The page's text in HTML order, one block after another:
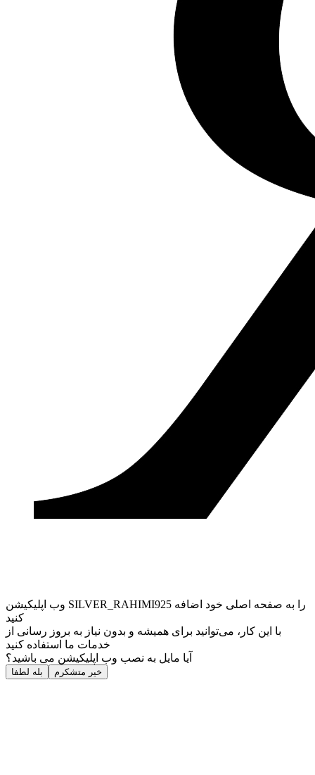
وب ‌اپلیکیشن SILVER_RAHIMI925 را به صفحه اصلی خود اضافه
کنید
با این کار، می‌توانید برای همیشه و بدون نیاز به بروز ‌رسانی از
خدمات ما استفاده کنید
آیا مایل به نصب وب اپلیکیشن می باشید؟
بله لطفا خیر متشکرم